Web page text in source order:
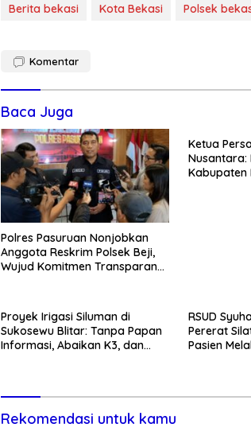
Berita bekasi Kota Bekasi Polsek
Komentar
Baca Juga
Polres Pasuruan Nonjobkan
Anggota Reskrim Polsek Beji,
Wujud Komitmen Transparansi
Ketua
Nusantara:
Kabupaten
Proyek Irigasi Siluman di
Sukosewu Blitar: Tanpa Papan
Informasi, Abaikan K3, dan
RSUD
Pererat
Pasien
Rekomendasi untuk kamu